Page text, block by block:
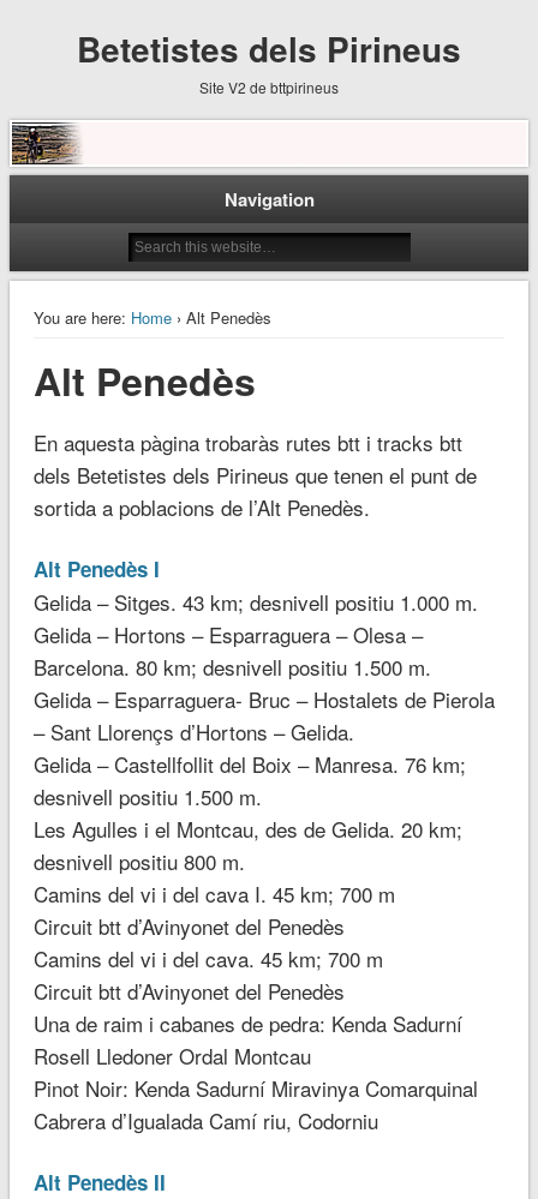
Betetistes dels Pirineus
Site V2 de bttpirineus
Navigation
You are here: Home› Alt Penedès
Alt Penedès
En aquesta pàgina trobaràs rutes btt i tracks btt
dels Betetistes dels Pirineus que tenen el punt de
sortida a poblacions de l’Alt Penedès.
Alt Penedès I
Gelida – Sitges. 43 km; desnivell positiu 1.000 m.
Gelida – Hortons – Esparraguera – Olesa –
Barcelona. 80 km; desnivell positiu 1.500 m.
Gelida – Esparraguera- Bruc – Hostalets de Pierola
– Sant Llorençs d’Hortons – Gelida.
Gelida – Castellfollit del Boix – Manresa. 76 km;
desnivell positiu 1.500 m.
Les Agulles i el Montcau, des de Gelida. 20 km;
desnivell positiu 800 m.
Camins del vi i del cava I. 45 km; 700 m
Circuit btt d’Avinyonet del Penedès
Camins del vi i del cava. 45 km; 700 m
Circuit btt d’Avinyonet del Penedès
Una de raim i cabanes de pedra: Kenda Sadurní
Rosell Lledoner Ordal Montcau
Pinot Noir: Kenda Sadurní Miravinya Comarquinal
Cabrera d’Igualada Camí riu, Codorniu
Alt Penedès II